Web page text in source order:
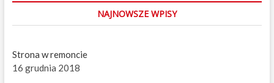
Ł
I
I
S
NAJNOWSZE WPISY
Strona w remoncie
16 grudnia 2018